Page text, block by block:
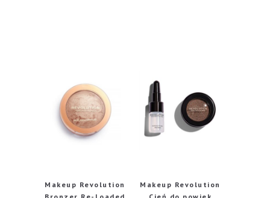
Makeup Revolution
Makeup Revolution